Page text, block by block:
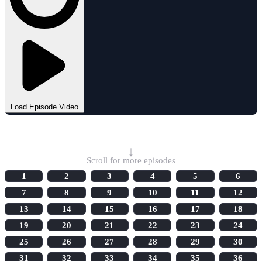
Load Episode Video
↓
Scroll for more episodes
1
2 3 4 5
6
7
8 9 10 11
12
13
14 15 16 17
18
19
20 21 22 23
24
25
26 27 28 29
30
31
32 33 34 35
36